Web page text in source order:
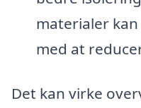
materialer
med at
Det kan virke